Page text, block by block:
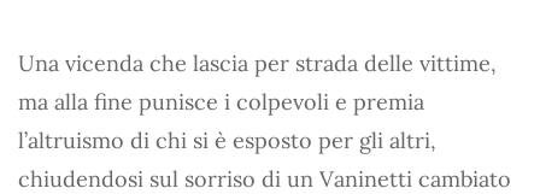
Una vicenda che lascia per strada delle vittime,
ma alla fine punisce i colpevoli e premia
l’altruismo di chi si è esposto per gli altri,
chiudendosi sul sorriso di un Vaninetti cambiato